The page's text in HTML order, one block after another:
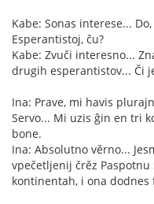
Kabe: Sonas interese...
Esperantistoj, ĉu?
Kabe: Zvuči interesno...
drugih esperantistov... Či
Ina: Prave, mi havis
Servo... Mi uzis ĝin en tri
bone.
Ina: Absolutno věrno...
vpečetljenij črěz
kontinentah, i ona